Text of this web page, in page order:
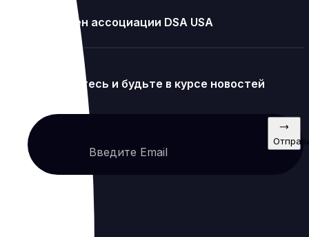
Член ассоциации DSA USA
Подпишитесь и будьте в курсе новостей
Введите Email